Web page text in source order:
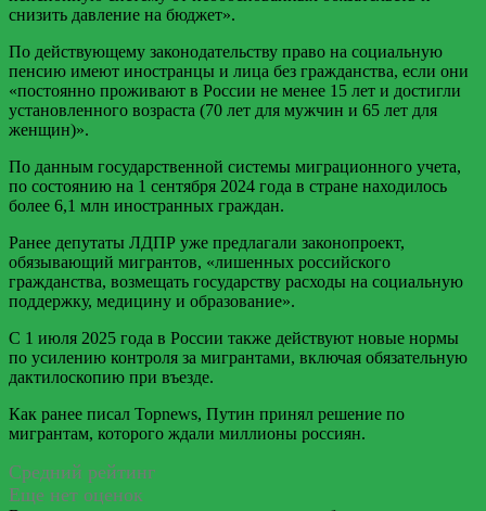
снизить давление на бюджет».
По действующему законодательству право на социальную
пенсию имеют иностранцы и лица без гражданства, если они
«постоянно проживают в России не менее 15 лет и достигли
установленного возраста (70 лет для мужчин и 65 лет для
женщин)».
По данным государственной системы миграционного учета,
по состоянию на 1 сентября 2024 года в стране находилось
более 6,1 млн иностранных граждан.
Ранее депутаты ЛДПР уже предлагали законопроект,
обязывающий мигрантов, «лишенных российского
гражданства, возмещать государству расходы на социальную
поддержку, медицину и образование».
С 1 июля 2025 года в России также действуют новые нормы
по усилению контроля за мигрантами, включая обязательную
дактилоскопию при въезде.
Как ранее писал Topnews, Путин принял решение по
мигрантам, которого ждали миллионы россиян.
Средний рейтинг
Еще нет оценок